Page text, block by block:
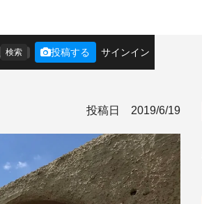
検索 投稿する サインイン
投稿日 2019/6/19